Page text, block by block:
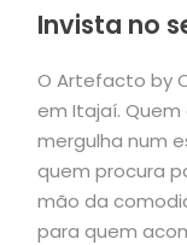
Invista no
O Artefacto by
em Itajaí. Quem
mergulha num
quem procura
mão da
para quem